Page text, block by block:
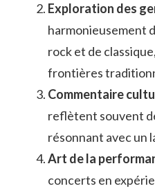
Exploration des
harmonieusement
rock et de
frontières
Commentaire
reflètent souvent
résonnant avec un
Art de la
concerts en